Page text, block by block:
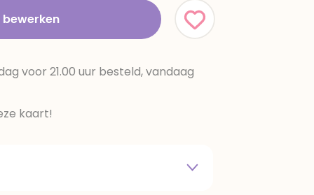
voor 21.00 uur besteld, vandaag
kaart!